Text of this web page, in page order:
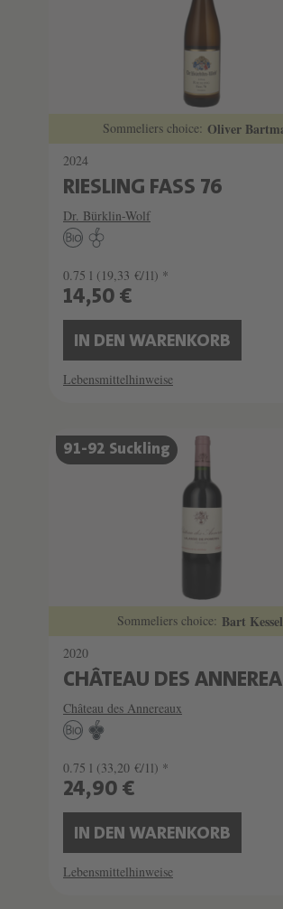
Sommeliers choice: Oliver
2024
RIESLING FASS 76
Dr. Bürklin-Wolf
0.75 l (19,33 €/1l) *
14,50 €
IN DEN WARENKORB
Lebensmittelhinweise
Sommeliers choice: Bart
91-92 Suckling
2020
CHÂTEAU DES
Château des Annereaux
0.75 l (33,20 €/1l) *
24,90 €
IN DEN WARENKORB
Lebensmittelhinweise